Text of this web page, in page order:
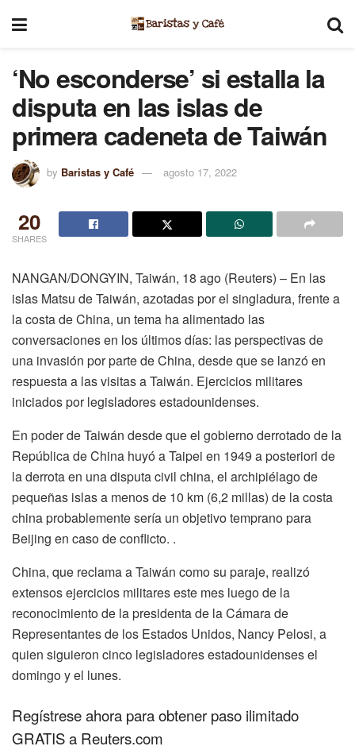
‘No esconderse’ si estalla la
disputa en las islas de
primera cadeneta de Taiwán
by Baristas y Café agosto 17, 2022
20
SHARES
NANGAN/DONGYIN, Taiwán, 18 ago (Reuters) – En las
islas Matsu de Taiwán, azotadas por el singladura, frente a
la costa de China, un tema ha alimentado las
conversaciones en los últimos días: las perspectivas de
una invasión por parte de China, desde que se lanzó en
respuesta a las visitas a Taiwán. Ejercicios militares
iniciados por legisladores estadounidenses.
En poder de Taiwán desde que el gobierno derrotado de la
República de China huyó a Taipei en 1949 a posteriori de
la derrota en una disputa civil china, el archipiélago de
pequeñas islas a menos de 10 km (6,2 millas) de la costa
china probablemente sería un objetivo temprano para
Beijing en caso de conflicto. .
China, que reclama a Taiwán como su paraje, realizó
extensos ejercicios militares este mes luego de la
reconocimiento de la presidenta de la Cámara de
Representantes de los Estados Unidos, Nancy Pelosi, a
quien siguieron cinco legisladores estadounidenses el
domingo y el lunes.
Regístrese ahora para obtener paso ilimitado
GRATIS a Reuters.com